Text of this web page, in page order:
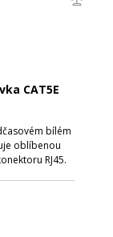
CAT5E
bílém
oblíbenou
RJ45.